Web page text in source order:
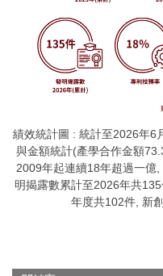
企業共研中心
研發技術推薦
加速器
績效統計圖 : 統計至2026年6
與金額統計(產學合作金額
2009年起連續18年超過一億
明揭露數累計至2026年共
年度共102件, 新